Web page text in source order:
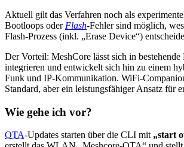
Aktuell gilt das Verfahren noch als
Bootloops oder Flash-Fehler sind möglich,
Flash-Prozess (inkl. „Erase Device“)
Der Vorteil: MeshCore lässt sich in
integrieren und entwickelt sich hin zu einem
Funk und IP-Kommunikation. WiFi-
Standard, aber ein leistungsfähiger Ansatz für
Wie gehe ich vor?
OTA-Updates starten über die CLI mit „start